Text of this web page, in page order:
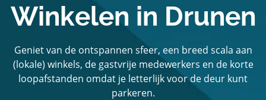
Winkelen in Drunen
Geniet van de ontspannen sfeer, een breed scala aan
(lokale) winkels, de gastvrije medewerkers en de korte
loopafstanden omdat je letterlijk voor de deur kunt
parkeren.